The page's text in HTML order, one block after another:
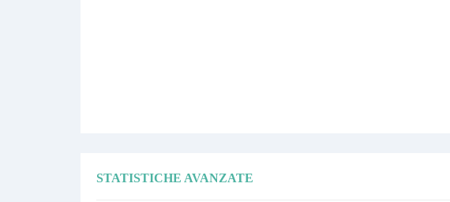
STATISTICHE AVANZATE